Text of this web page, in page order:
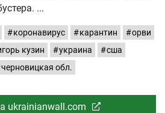
коронавирус карантин
орви
кузин украина
сша
черновицкая обл.
ukrainianwall.com